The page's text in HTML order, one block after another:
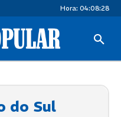
Hora: 04:08:28
do Sul